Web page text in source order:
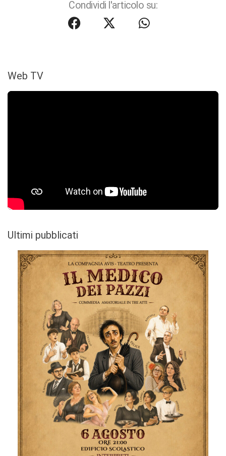
Condividi l'articolo su:
Web TV
Ultimi pubblicati